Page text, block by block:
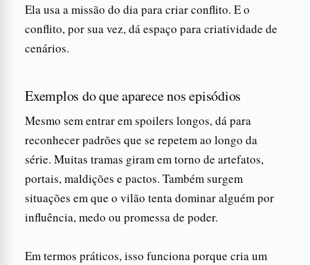
Ela usa a missão do dia para criar conflito. E o
conflito, por sua vez, dá espaço para criatividade de
cenários.
Exemplos do que aparece nos episódios
Mesmo sem entrar em spoilers longos, dá para
reconhecer padrões que se repetem ao longo da
série. Muitas tramas giram em torno de artefatos,
portais, maldições e pactos. Também surgem
situações em que o vilão tenta dominar alguém por
influência, medo ou promessa de poder.
Em termos práticos, isso funciona porque cria um